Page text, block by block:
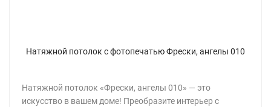
Натяжной потолок с фотопечатью Фрески, ангелы 010
Натяжной потолок «Фрески, ангелы 010» — это
искусство в вашем доме! Преобразите интерьер с